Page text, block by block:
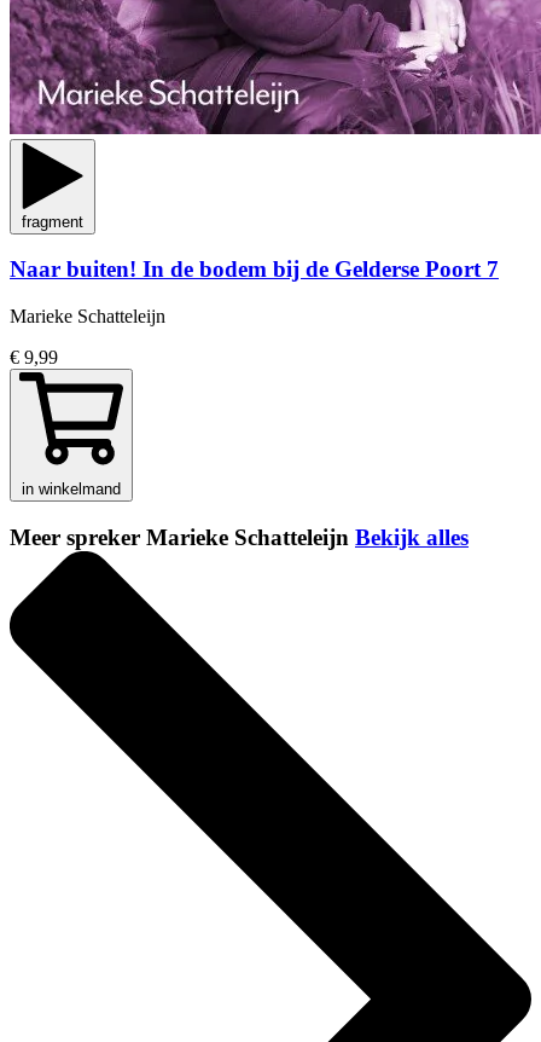
fragment
Naar buiten! In de bodem bij de Gelderse Poort 7
Marieke Schatteleijn
€ 9,99
in winkelmand
Meer spreker Marieke Schatteleijn Bekijk alles